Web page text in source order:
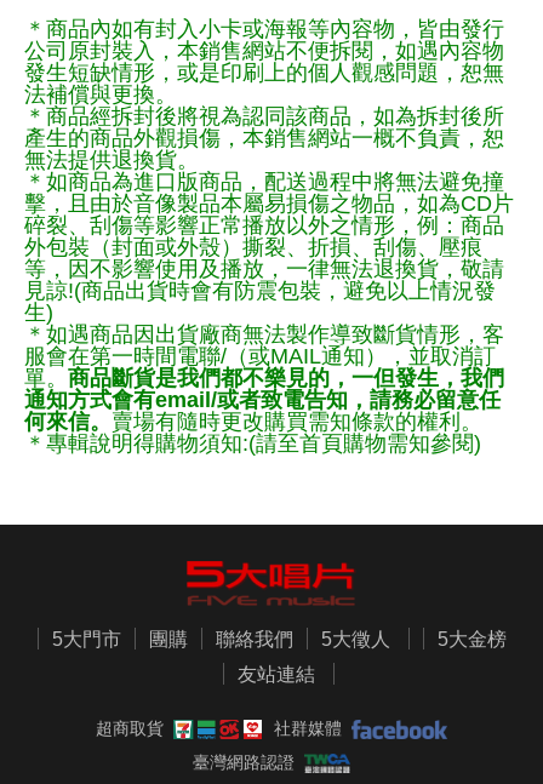
＊商品內如有封入小卡或海報等內容物，皆由發行
公司原封裝入，本銷售網站不便拆閱，如遇內容物
發生短缺情形，或是印刷上的個人觀感問題，恕無
法補償與更換。
＊商品經拆封後將視為認同該商品，如為拆封後所
產生的商品外觀損傷，本銷售網站一概不負責，恕
無法提供退換貨。
＊如商品為進口版商品，配送過程中將無法避免撞
擊，且由於音像製品本屬易損傷之物品，如為CD片
碎裂、刮傷等影響正常播放以外之情形，例：商品
外包裝（封面或外殼）撕裂、折損、刮傷、壓痕
等，因不影響使用及播放，一律無法退換貨，敬請
見諒!(商品出貨時會有防震包裝，避免以上情況發
生)
＊如遇商品因出貨廠商無法製作導致斷貨情形，客
服會在第一時間電聯/（或MAIL通知），並取消訂
單。 商品斷貨是我們都不樂見的，一但發生，我們
通知方式會有email/或者致電告知，請務必留意任
何來信。 賣場有隨時更改購買需知條款的權利。
＊專輯說明得購物須知:(請至首頁購物需知參閱)
5大門市 團購 聯絡我們 5大徵人
5大金榜
友站連結
超商取貨
社群媒體
臺灣網路認證